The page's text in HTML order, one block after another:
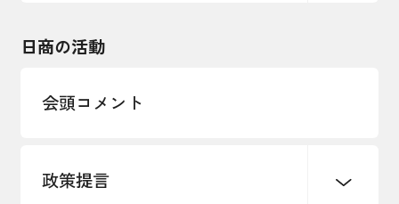
インボイス制度
海外情報レポート
日商の活動
会頭コメント
政策提言